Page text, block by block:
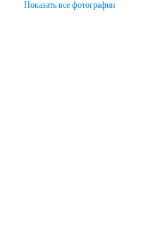
Показать все фотографии